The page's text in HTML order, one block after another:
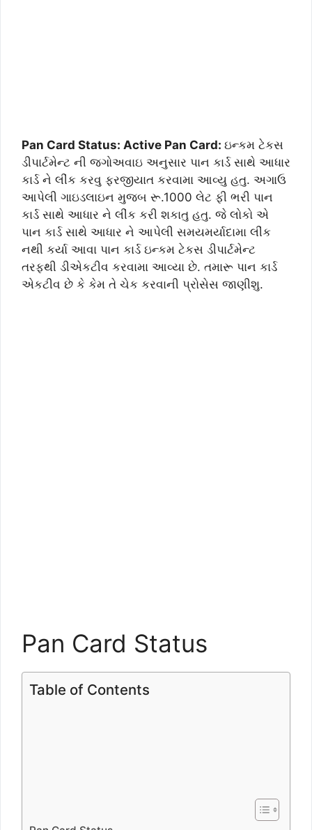
Pan Card Status: Active Pan Card: ઇન્કમ ટેકસ
ડીપાર્ટમેન્ટ ની જ્ગોઅવાઇ અનુસાર પાન કાર્ડ સાથે આધાર
કાર્ડ ને લીંક કરવુ ફરજીયાત કરવામા આવ્યુ હતુ. અગાઉ
આપેલી ગાઇડલાઇન મુજબ રૂ.1000 લેટ ફી ભરી પાન
કાર્ડ સાથે આધાર ને લીંક કરી શકાતુ હતુ. જે લોકો એ
પાન કાર્ડ સાથે આધાર ને આપેલી સમયમર્યાદામા લીંક
નથી કર્યા આવા પાન કાર્ડ ઇન્કમ ટેકસ ડીપાર્ટમેન્ટ
તરફથી ડીએકટીવ કરવામા આવ્યા છે. તમારૂ પાન કાર્ડ
એકટીવ છે કે કેમ તે ચેક કરવાની પ્રોસેસ જાણીશુ.
Pan Card Status
Table of Contents